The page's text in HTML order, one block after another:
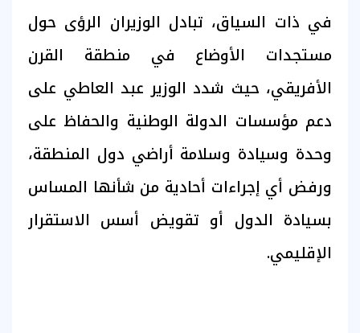
في ذات السياق، تبادل الوزيران الرؤى حول
مستجدات الأوضاع في منطقة القرن
الأفريقي، حيث شدد الوزير عبد العاطي على
دعم مؤسسات الدولة الوطنية والحفاظ على
وحدة وسيادة وسلامة أراضي دول المنطقة،
ورفض أي إجراءات أحادية من شأنها المساس
بسيادة الدول أو تقويض أسس الاستقرار
الإقليمي.